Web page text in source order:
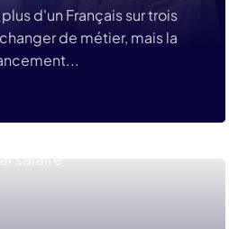
d'un Français sur trois
de métier, mais la